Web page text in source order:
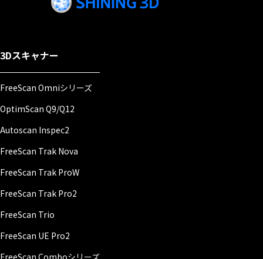
3Dスキャナー
FreeScan Omniシリーズ
OptimScan Q9/Q12
Autoscan Inspec2
FreeScan Trak Nova
FreeScan Trak ProW
FreeScan Trak Pro2
FreeScan Trio
FreeScan UE Pro2
FreeScan Comboシリーズ